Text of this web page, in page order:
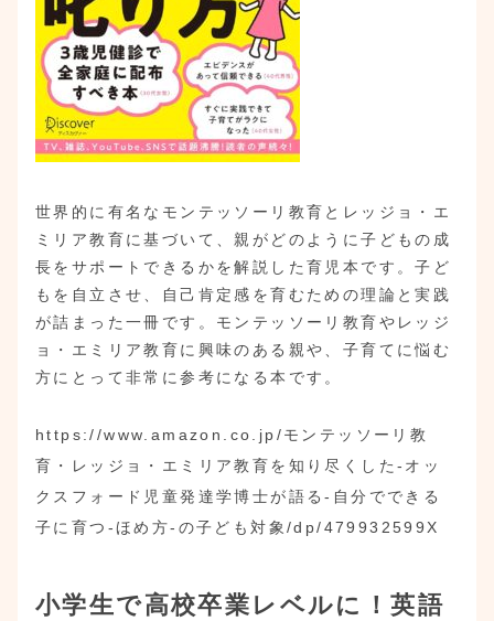
世界的に有名なモンテッソーリ教育とレッジョ・エ
ミリア教育に基づいて、親がどのように子どもの成
長をサポートできるかを解説した育児本です。子ど
もを自立させ、自己肯定感を育むための理論と実践
が詰まった一冊です。モンテッソーリ教育やレッジ
ョ・エミリア教育に興味のある親や、子育てに悩む
方にとって非常に参考になる本です。
https://www.amazon.co.jp/モンテッソーリ教
育・レッジョ・エミリア教育を知り尽くした-オッ
クスフォード児童発達学博士が語る-自分でできる
子に育つ-ほめ方-の子ども対象/dp/479932599X
小学生で高校卒業レベルに！英語